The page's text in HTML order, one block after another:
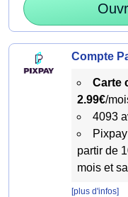
Compte
Carte
2.99€/
4093
partir de
mois et
[plus d'infos]